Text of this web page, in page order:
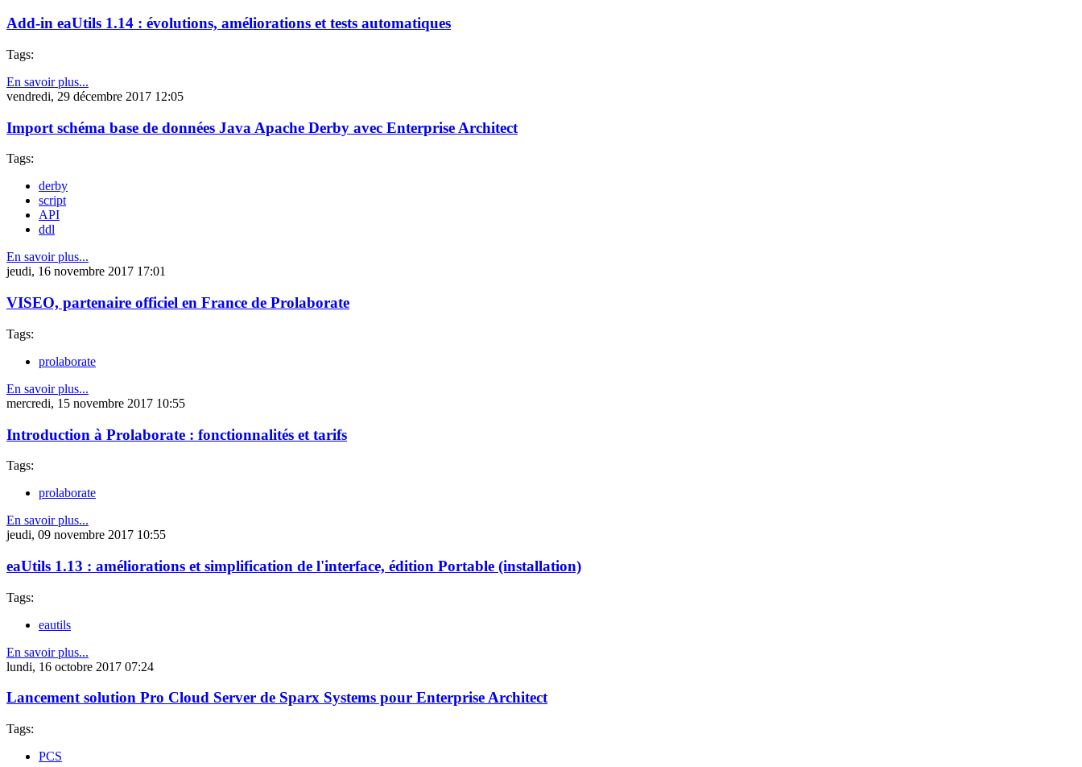
Add-in eaUtils 1.14 : évolutions, améliorations et tests automatiques
Tags:
En savoir plus...
vendredi, 29 décembre 2017 12:05
Import schéma base de données Java Apache Derby avec Enterprise Architect
Tags:
derby
script
API
ddl
En savoir plus...
jeudi, 16 novembre 2017 17:01
VISEO, partenaire officiel en France de Prolaborate
Tags:
prolaborate
En savoir plus...
mercredi, 15 novembre 2017 10:55
Introduction à Prolaborate : fonctionnalités et tarifs
Tags:
prolaborate
En savoir plus...
jeudi, 09 novembre 2017 10:55
eaUtils 1.13 : améliorations et simplification de l'interface, édition Portable (installation)
Tags:
eautils
En savoir plus...
lundi, 16 octobre 2017 07:24
Lancement solution Pro Cloud Server de Sparx Systems pour Enterprise Architect
Tags:
PCS